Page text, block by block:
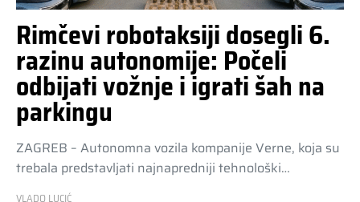
Rimčevi robotaksiji dosegli 6.
razinu autonomije: Počeli
odbijati vožnje i igrati šah na
parkingu
ZAGREB – Autonomna vozila kompanije Verne, koja su
trebala predstavljati najnapredniji tehnološki…
VLADO LUCIĆ